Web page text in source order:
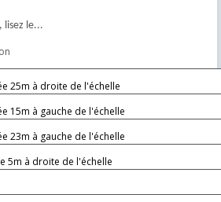
lisez le...
25m à droite de l'échelle
15m à gauche de l'échelle
23m à gauche de l'échelle
5m à droite de l'échelle